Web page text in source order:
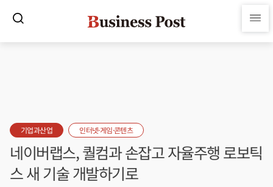
기업과산업 인터넷·게임·콘텐츠
네이버랩스, 퀄컴과 손잡고 자율주행 로보틱
스 새 기술 개발하기로